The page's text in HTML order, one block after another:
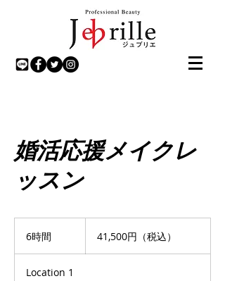
婚活応援メイクレ
ッスン
6時間
（税41,500円（税込）
Location 1